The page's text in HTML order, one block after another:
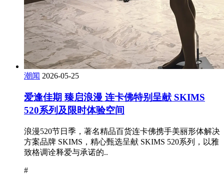
潮闻 2026-05-25
爱逢佳期 臻启浪漫 连卡佛特别呈献 SKIMS
520系列及限时体验空间
浪漫520节日季，著名精品百货连卡佛携手美丽形体解决
方案品牌 SKIMS，精心甄选呈献 SKIMS 520系列，以雅
致格调诠释爱与承诺的..
#